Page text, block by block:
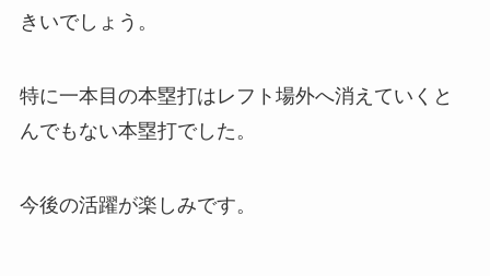
きいでしょう。
特に一本目の本塁打はレフト場外へ消えていくと
んでもない本塁打でした。
今後の活躍が楽しみです。